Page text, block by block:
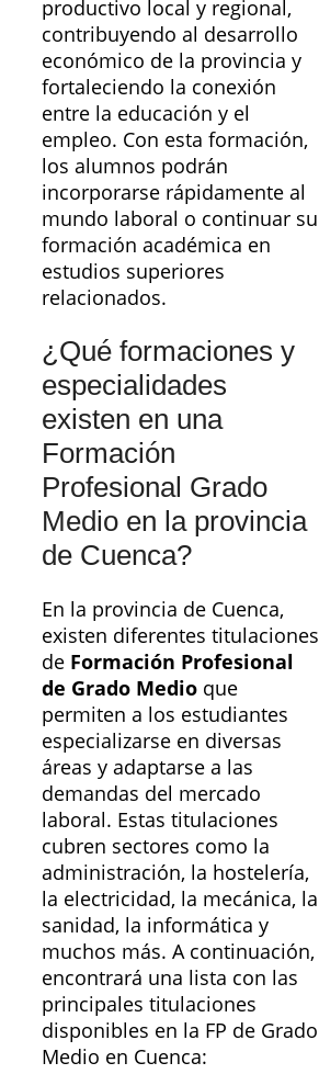
productivo local y regional,
contribuyendo al desarrollo
económico de la provincia y
fortaleciendo la conexión
entre la educación y el
empleo. Con esta formación,
los alumnos podrán
incorporarse rápidamente al
mundo laboral o continuar su
formación académica en
estudios superiores
relacionados.
¿Qué formaciones y
especialidades
existen en una
Formación
Profesional Grado
Medio en la provincia
de Cuenca?
En la provincia de Cuenca,
existen diferentes titulaciones
de Formación Profesional
de Grado Medio que
permiten a los estudiantes
especializarse en diversas
áreas y adaptarse a las
demandas del mercado
laboral. Estas titulaciones
cubren sectores como la
administración, la hostelería,
la electricidad, la mecánica, la
sanidad, la informática y
muchos más. A continuación,
encontrará una lista con las
principales titulaciones
disponibles en la FP de Grado
Medio en Cuenca: